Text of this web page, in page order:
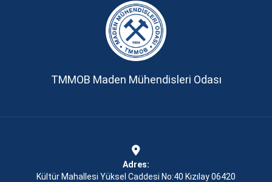
TMMOB Maden Mühendisleri Odası
Adres:
Kültür Mahallesi Yüksel Caddesi No:40 Kızılay 06420